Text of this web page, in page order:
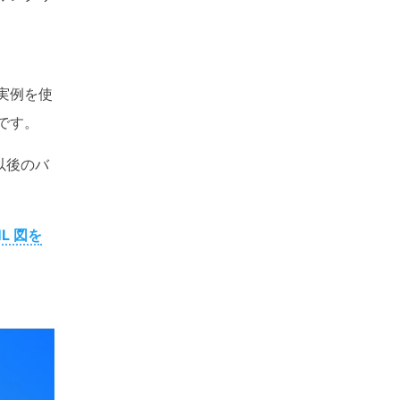
例を使
。
後のバ
図を
ーイングソフト